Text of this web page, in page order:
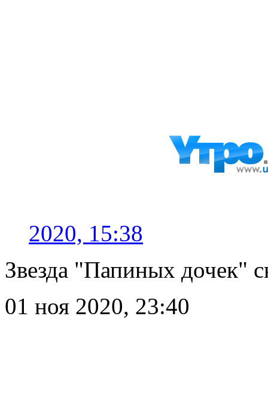
2020, 15:38
Звезда "Папиных дочек"
01 ноя 2020, 23:40